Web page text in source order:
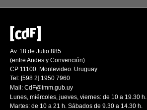
Av. 18 de Julio 885
(entre Andes y Convención)
CP 11100. Montevideo. Uruguay
Tel: [598 2] 1950 7960
Mail: CdF@imm.gub.uy
Lunes, miércoles, jueves, viernes: de 10 a 19.30 h.
Martes: de 10 a 21 h. Sábados de 9.30 a 14.30 h.